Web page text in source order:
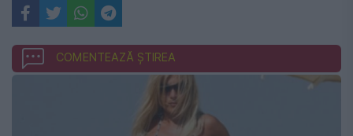
COMENTEAZĂ ȘTIREA